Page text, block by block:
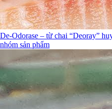
De-Odorase – từ chai “Deoray”
nhóm sản phẩm